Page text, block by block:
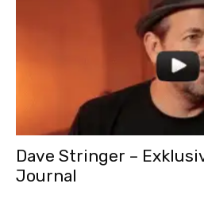
Dave Stringer –
Journal